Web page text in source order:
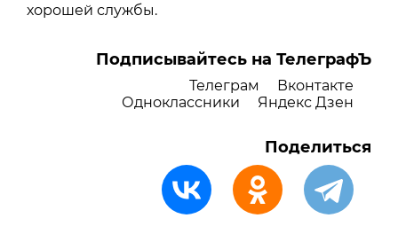
хорошей службы.
Подписывайтесь на ТелеграфЪ
Телеграм
Вконтакте
Одноклассники
Яндекс Дзен
Поделиться